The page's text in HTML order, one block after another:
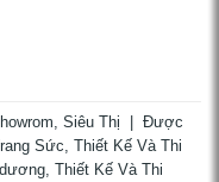
Siêu Thị
Được
Sức Thiết Kế Và Thi
Thiết Kế Và Thi